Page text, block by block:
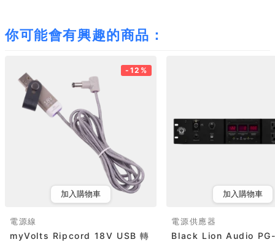
你可能會有興趣的商品：
-12%
加入購物車
電源線
myVolts Ripcord 18V USB 轉
加入購物車
電源供應器
Black Lion Audio